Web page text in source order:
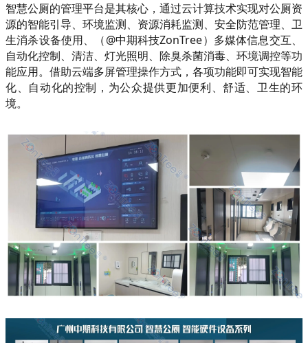
智慧公厕的管理平台是其核心，通过云计算技术实现对公厕资
源的智能引导、环境监测、资源消耗监测、安全防范管理、卫
生消杀设备使用、（@中期科技ZonTree）多媒体信息交互、
自动化控制、清洁、灯光照明、除臭杀菌消毒、环境调控等功
能应用。借助云端多屏管理操作方式，各项功能即可实现智能
化、自动化的控制，为公众提供更加便利、舒适、卫生的环
境。